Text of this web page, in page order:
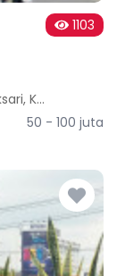
1103
Jl. Luntas No.11, Pacar Keling, Kec. Tambaksari, Kota SBY, Jawa Timur 60131, Indonesia
50 - 100 juta